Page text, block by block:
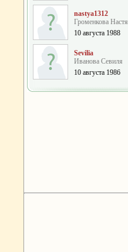
nastya1312
Громенкова Настя
10 августа 1988
Sevilia
Иванова Севиля
10 августа 1986